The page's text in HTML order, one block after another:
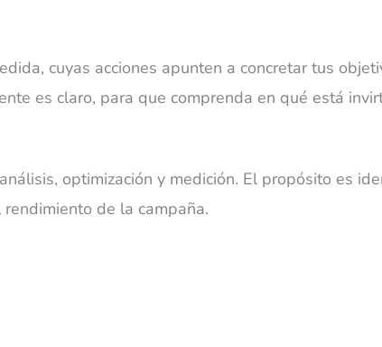
cuyas acciones apunten a concretar tus
es claro, para que comprenda en qué está
optimización y medición. El propósito es
de la campaña.